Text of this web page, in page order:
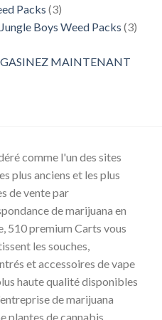
Packs 33
produits
Jungle Boys Weed Packs 33
MAINTENANT
comme l'un des sites
plus anciens et les plus
de vente par
de marijuana en
510 premium Carts vous
les souches,
et accessoires de vape
haute qualité disponibles
de marijuana
plantes de cannabis,